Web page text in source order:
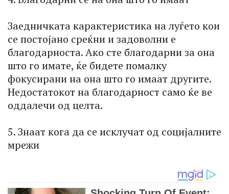
Заедничката карактеристика на луѓето кои
се постојано среќни и задоволни е
благодарноста. Ако сте благодарни за она
што го имате, ќе бидете помалку
фокусирани на она што го имаат другите.
Недостатокот на благодарност само ќе ве
оддалечи од целта.
5. Знаат кога да се исклучат од социјалните
мрежи